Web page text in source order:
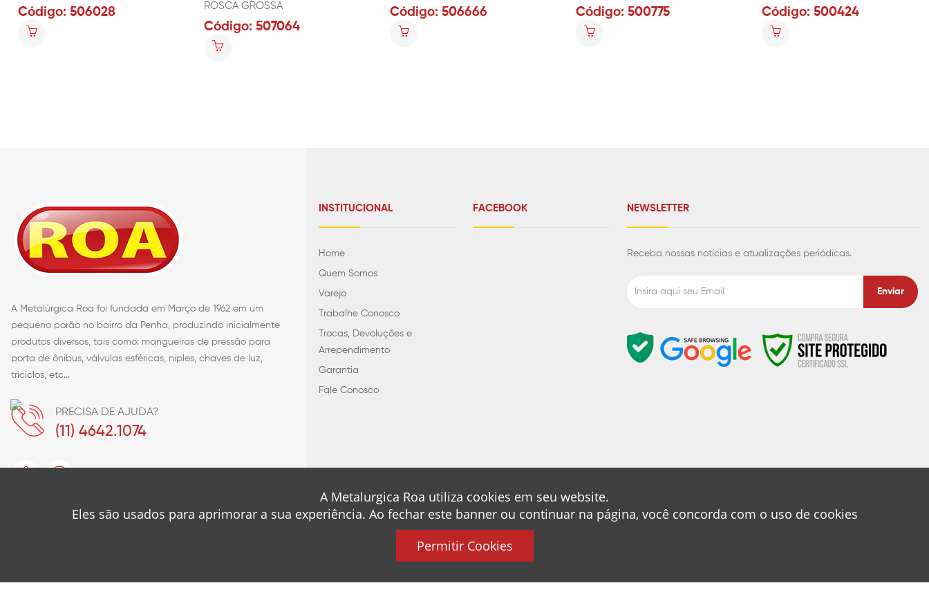
Código: 506028
ROSCA GROSSA
Código: 507064
Código: 506666 Código: 500775 Código: 500424
A Metalúrgica Roa foi fundada em Março de 1962 em um
pequeno porão no bairro da Penha, produzindo inicialmente
produtos diversos, tais como: mangueiras de pressão para
porta de ônibus, válvulas esféricas, niples, chaves de luz,
triciclos, etc...
PRECISA DE AJUDA?
(11) 4642.1074
INSTITUCIONAL
Home
Quem Somos
Varejo
Trabalhe Conosco
Trocas, Devoluções e
Arrependimento
Garantia
Fale Conosco
FACEBOOK NEWSLETTER
Receba nossas notícias e atualizações periódicas.
Enviar
A Metalurgica Roa utiliza cookies em seu website.
Eles são usados para aprimorar a sua experiência. Ao fechar este banner ou continuar na página, você concorda com o uso de cookies
Permitir Cookies